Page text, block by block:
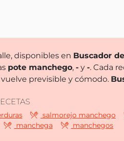
disponibles en Buscador
pote manchego, - y -. Cada
previsible y cómodo.
salmorejo manchego
manchega manchegos